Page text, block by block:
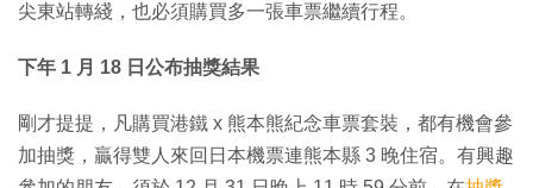
尖東站轉綫，也必須購買多一張車票繼續行程。
下年 1 月 18 日公布抽獎結果
剛才提提，凡購買港鐵 x 熊本熊紀念車票套裝，都有機會參
加抽獎，贏得雙人來回日本機票連熊本縣 3 晚住宿。有興趣